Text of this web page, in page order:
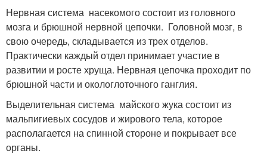
Нервная система насекомого состоит из головного
мозга и брюшной нервной цепочки. Головной мозг, в
свою очередь, складывается из трех отделов.
Практически каждый отдел принимает участие в
развитии и росте хруща. Нервная цепочка проходит по
брюшной части и окологлоточного ганглия.
Выделительная система майского жука состоит из
мальпигиевых сосудов и жирового тела, которое
располагается на спинной стороне и покрывает все
органы.